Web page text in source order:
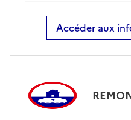
Accéder aux